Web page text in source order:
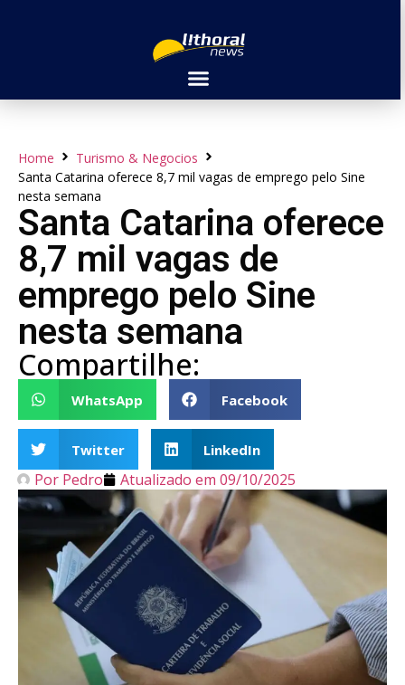
Home
Turismo & Negocios
Santa Catarina oferece 8,7 mil vagas de emprego pelo Sine
nesta semana
Santa Catarina oferece
8,7 mil vagas de
emprego pelo Sine
nesta semana
Compartilhe:
WhatsApp Facebook
Twitter LinkedIn
Por Pedro Atualizado em 09/10/2025